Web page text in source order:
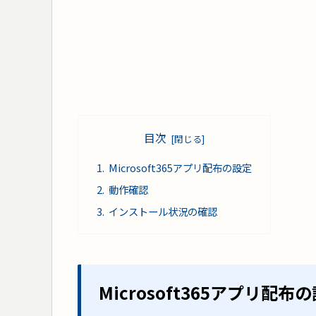
目次
Microsoft365アプリ配布の設定
動作確認
インストール状況の確認
Microsoft365アプリ配布の